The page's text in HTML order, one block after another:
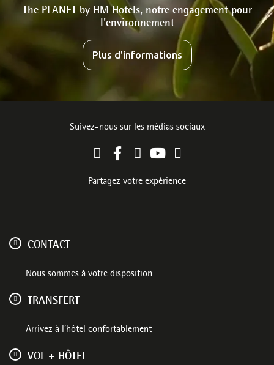
The PLANET by HM Hotels, notre engagement pour
l'environnement
Plus d'informations
Suivez-nous sur les médias sociaux
Partagez votre expérience
CONTACT
Nous sommes à votre disposition
TRANSFERT
Arrivez à l’hôtel confortablement
VOL + HÔTEL